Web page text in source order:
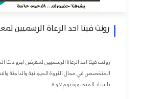
رونت فيتا احد الرعاة الرسميين
رونت فيتا احد الرعاة الرسميين لمعرض اجرو دلتا
المتخصص في مجال الثروة الحيوانية والداجنة
باستاد المنصورة يوم ٧ و ٨...